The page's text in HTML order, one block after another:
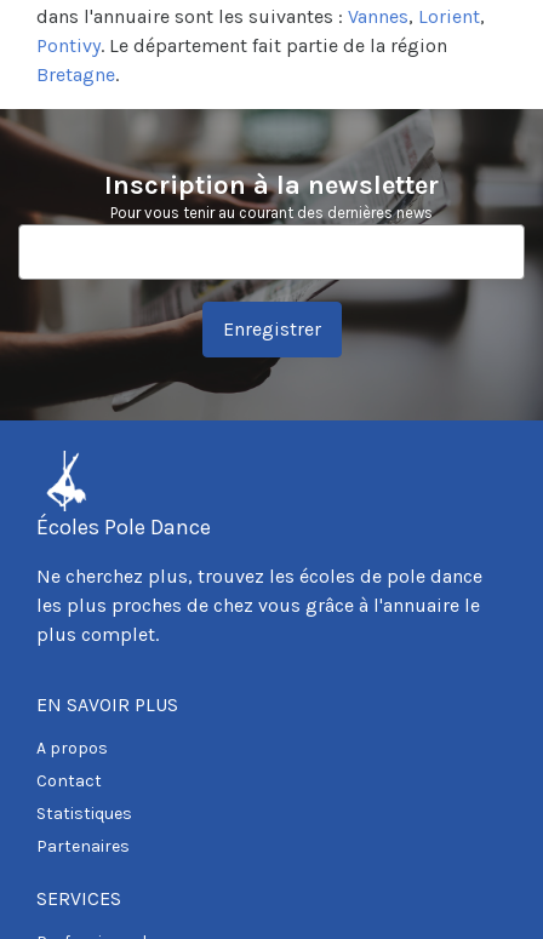
dans l'annuaire sont les suivantes : Vannes, Lorient,
Pontivy. Le département fait partie de la région
Bretagne.
Inscription à la newsletter
Pour vous tenir au courant des dernières news
Enregistrer
Écoles Pole Dance
Ne cherchez plus, trouvez les écoles de pole dance
les plus proches de chez vous grâce à l'annuaire le
plus complet.
EN SAVOIR PLUS
A propos
Contact
Statistiques
Partenaires
SERVICES